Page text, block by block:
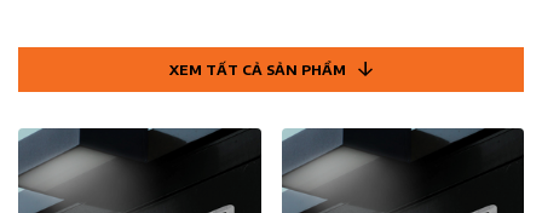
XEM TẤT CẢ SẢN PHẨM